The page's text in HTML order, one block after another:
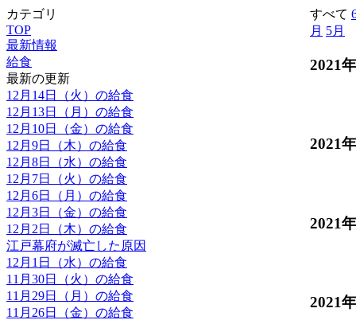
カテゴリ
TOP
最新情報
給食
最新の更新
12月14日（火）の給食
12月13日（月）の給食
12月10日（金）の給食
12月9日（木）の給食
12月8日（水）の給食
12月7日（火）の給食
12月6日（月）の給食
12月3日（金）の給食
12月2日（木）の給食
江戸幕府が滅亡した原因
12月1日（水）の給食
11月30日（火）の給食
11月29日（月）の給食
11月26日（金）の給食
すべて
月 5月
2021
2021
2021
2021